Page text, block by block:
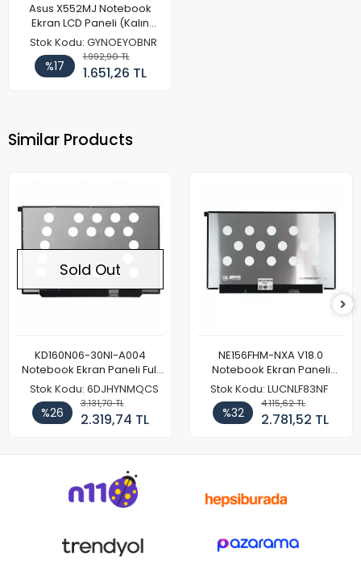
Asus X552MJ Notebook
Ekran LCD Paneli (Kalın
Kasa)
Stok Kodu: GYNOEYOBNR
%17
1.992,90 TL
1.651,26 TL
Similar Products
Sold Out
KD160N06-30NI-A004
Notebook Ekran Paneli Full
HD
Stok Kodu: 6DJHYNMQCS
%26
3.131,70 TL
2.319,74 TL
NE156FHM-NXA V18.0
Notebook Ekran Paneli
144Hz
Stok Kodu: LUCNLF83NF
%32
4.115,62 TL
2.781,52 TL